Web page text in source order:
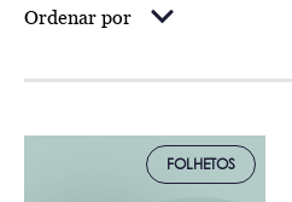
Ordenar por
FOLHETOS